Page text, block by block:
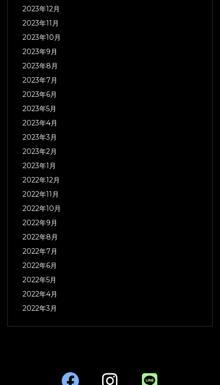
2023年12月
2023年11月
2023年10月
2023年9月
2023年8月
2023年7月
2023年6月
2023年5月
2023年4月
2023年3月
2023年2月
2023年1月
2022年12月
2022年11月
2022年10月
2022年9月
2022年8月
2022年7月
2022年6月
2022年5月
2022年4月
2022年3月